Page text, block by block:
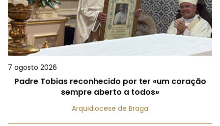
7 agosto 2026
Padre Tobias reconhecido por ter «um coração
sempre aberto a todos»
Arquidiocese de Braga